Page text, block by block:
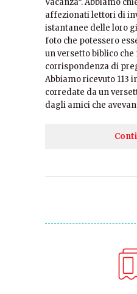
Vacanza”. Abbiamo
affezionati lettori di
istantanee delle loro
foto che potessero
un versetto biblico che
corrispondenza di
Abbiamo ricevuto 113
corredate da un
dagli amici che